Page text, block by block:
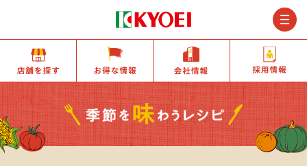
店舗を探す お得な情報 会社情報